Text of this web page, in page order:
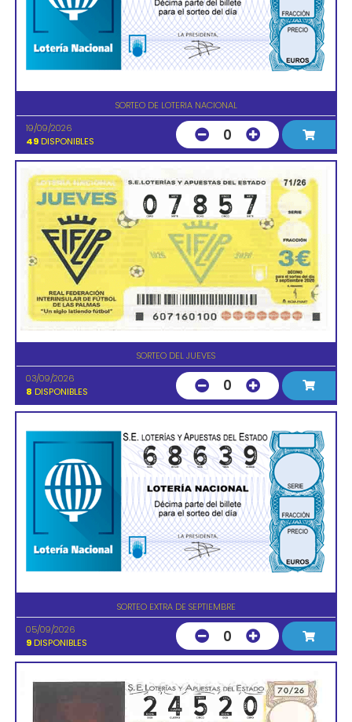
SORTEO DE LOTERIA NACIONAL
19/09/2026
49 DISPONIBLES 0
SORTEO DEL JUEVES
03/09/2026
8 DISPONIBLES 0
SORTEO EXTRA DE SEPTIEMBRE
05/09/2026
9 DISPONIBLES 0